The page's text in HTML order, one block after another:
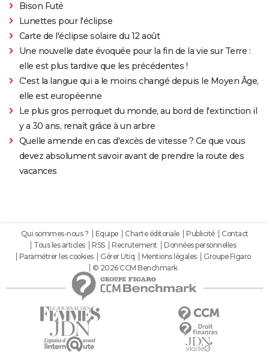
Bison Futé
Lunettes pour l'éclipse
Carte de l'éclipse solaire du 12 août
Une nouvelle date évoquée pour la fin de la vie sur Terre :
elle est plus tardive que les précédentes !
C'est la langue qui a le moins changé depuis le Moyen Âge,
elle est européenne
Le plus gros perroquet du monde, au bord de l'extinction il
y a 30 ans, renaît grâce à un arbre
Quelle amende en cas d'excès de vitesse ? Ce que vous
devez absolument savoir avant de prendre la route des
vacances
Qui sommes-nous ? Equipe Charte éditoriale Publicité
Contact
Tous les articles
RSS Recrutement
Données personnelles
Paramétrer les cookies
Gérer Utiq Mentions légales
Groupe Figaro
© 2026 CCM Benchmark